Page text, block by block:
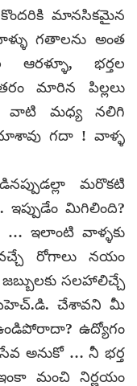
మానసికమైన
గతాలను అంత
ఆరళ్ళూ, భర్తల
మారిన పిల్లలు
వాటి మధ్య నలిగి
చూశావు గదా ! వాళ్ళ
మరొకటి
ఇప్పుడేం మిగిలింది?
… ఇలాంటి వాళ్ళకు
రోగాలు నయం
సలహాలిచ్చే
చేశావని మీ
ఉద్యోగం
సేవ అనుకో … నీ భర్త
ఇంకా మంచి నిర్ణయం